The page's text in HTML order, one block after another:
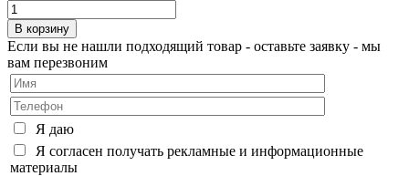
Если вы не нашли подходящий товар - оставьте заявку - мы
вам перезвоним
Я даю
Я согласен получать рекламные и информационные
материалы